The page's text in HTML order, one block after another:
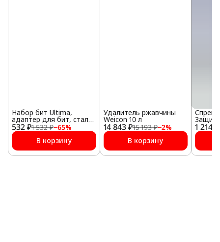
532 ₽1 532 ₽−65%
Набор бит Ultima,
адаптер для бит, сталь
S2, 18 предм., в пласт.
Боксе
В корзину
14 843 ₽15 193 ₽−2%
Удалитель ржавчины
Weicon 10 л
В корзину
1 214 ₽
Спрей
мл